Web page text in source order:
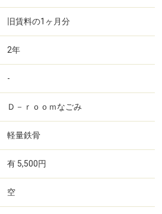
旧賃料の1ヶ月分
2年
-
Ｄ－ｒｏｏｍなごみ
軽量鉄骨
有 5,500円
空